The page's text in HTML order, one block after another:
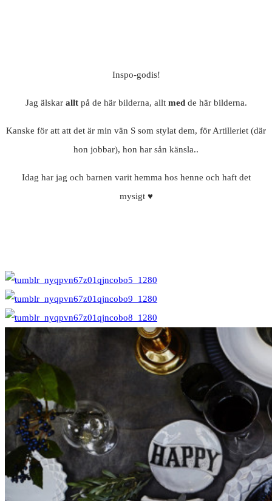
Inspo-godis!
Jag älskar allt på de här bilderna, allt med de här bilderna.
Kanske för att att det är min vän S som stylat dem, för Artilleriet (där
hon jobbar), hon har sån känsla..
Idag har jag och barnen varit hemma hos henne och haft det
mysigt ♥